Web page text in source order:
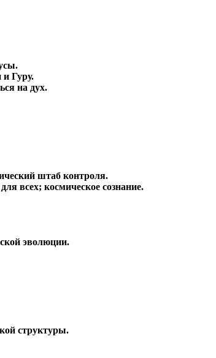
и Гуру.
на дух.
штаб контроля.
всех; космическое сознание.
эволюции.
структуры.